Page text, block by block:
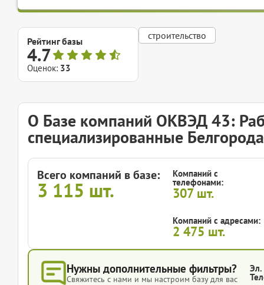
Рейтинг базы
4.7
Оценок: 33
строительство
О Базе компаний ОКВЭД 43:
специализированные Белгорода
Всего компаний в базе:
3 115 шт.
Компаний с
телефонами:
307 шт.
Компаний с адресами:
2 475 шт.
Нужны дополнительные фильтры?
Свяжитесь с нами и мы настроим базу для вас
Эл.